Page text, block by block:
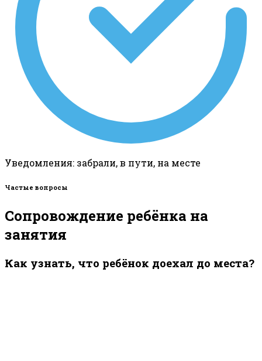
Уведомления: забрали, в пути, на месте
Частые вопросы
Сопровождение ребёнка на
занятия
Как узнать, что ребёнок доехал до места?